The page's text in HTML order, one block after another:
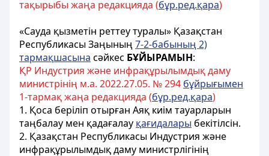
тақырыбы жаңа редакцияда (бұр.ред.қара)
«Сауда қызметін реттеу туралы» Қазақстан
Республикасы Заңының7-2-бабының 2)
тармақшасына сәйкес БҰЙЫРАМЫН:
ҚР Индустрия және инфрақұрылымдық даму
министрінің м.а. 2022.27.05. № 294 бұйрығымен
1-тармақ жаңа редакцияда (бұр.ред.қара)
1. Қоса беріліп отырған Аяқ киім тауарларын
таңбалау мен қадағалау қағидалары бекітілсін.
2. Қазақстан Республикасы Индустрия және
инфрақұрылымдық даму министрлігінің